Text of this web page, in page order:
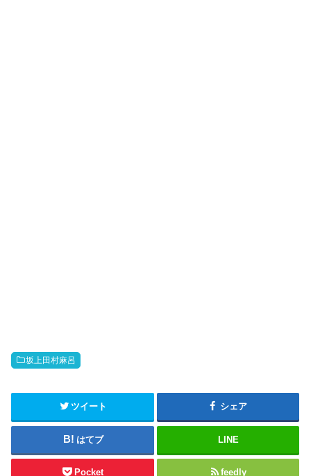
坂上田村麻呂
ツイート シェア
はてブ LINE
Pocket feedly